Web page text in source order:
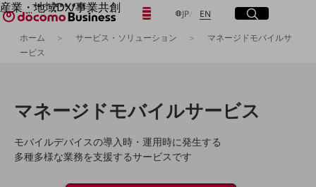
マネージドモバイルサービス
モバイルデバイスの導入時・運用時に発生する
多種多様な業務を支援するサービスです
産業・地域DX/事業共創
OPEN HUB for Plural Futures
自律・分散・協調型社会の実現を目指し、
「社会可能性」を探究・実装する事業共創エコシステムです。
プレイヤー(カタリスト/パートナー企業)
Smart World
産業・地域DXプラットフォーマーとして
JP日本語
ENEnglishサイト内検索
開く
メニュー
開く
フリーワードでNTTドコモビジネスの
取り組みを検索
ホーム サービス・ソリューション
マネージドモバイルサ
ービス